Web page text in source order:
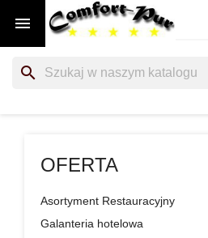

search
OFERTA
Asortyment Restauracyjny
Galanteria hotelowa